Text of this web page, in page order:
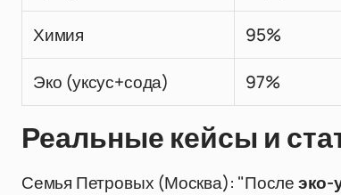
Химия 95%
Эко (уксус+сода) 97%
Реальные кейсы и
Семья Петровых (Москва): "Послеэко-